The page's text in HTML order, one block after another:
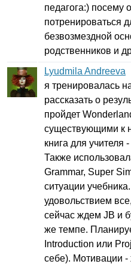
педагога:) посему
потренироваться
безвозмездной
родственников и
Lyudmila Andreeva
я тренировалась
рассказать о
пройдет
существующими к
книга для учителя
Также
Grammar, Super
ситуации
удовольствием
сейчас ждем JB и
же темпе.
Introduction или
себе). Мотивации -